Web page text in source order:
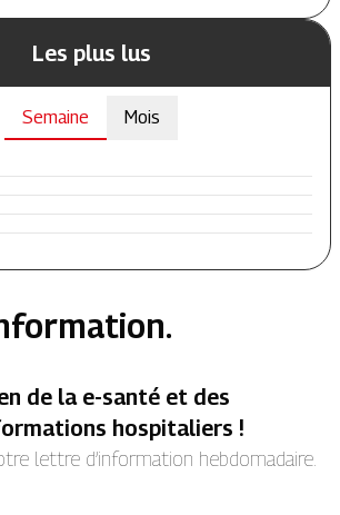
Les plus lus
Semaine Mois
de la e-santé et des
hospitaliers !
lettre d’information hebdomadaire.